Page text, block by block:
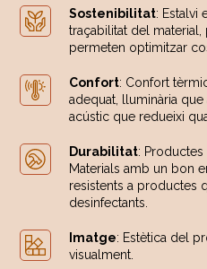
Sostenibilitat: Estalvi
traçabilitat del
permeten optimitzar
Confort: Confort
adequat, lluminària
acústic que redueixi
Durabilitat: Productes
Materials amb un bon
resistents a productes
desinfectants.
Imatge: Estètica del
visualment.